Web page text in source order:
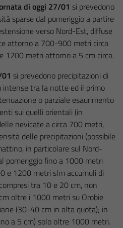
di oggi 27/01 si prevedono
sparse dal pomeriggio a partire
verso Nord-Est, diffuse
attorno a 700-900 metri circa
1200 metri attorno a 5 cm circa.
si prevedono precipitazioni di
tra la notte ed il primo
o parziale esaurimento
sui quelli orientali (in
nevicate a circa 700 metri,
delle precipitazioni (possibile
in particolare sul Nord-
pomeriggio fino a 1000 metri
e 1200 metri slm accumuli di
tra 10 e 20 cm, non
oltre i 1000 metri su Orobie
(30-40 cm in alta quota); in
a 5 cm) solo oltre 1000 metri.